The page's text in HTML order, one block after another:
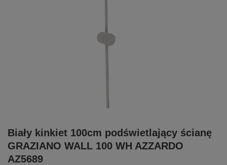
Biały kinkiet 100cm podświetlający ścianę
GRAZIANO WALL 100 WH AZZARDO
AZ5689